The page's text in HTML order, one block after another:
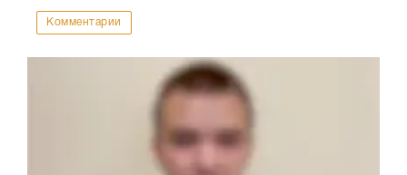
Комментарии